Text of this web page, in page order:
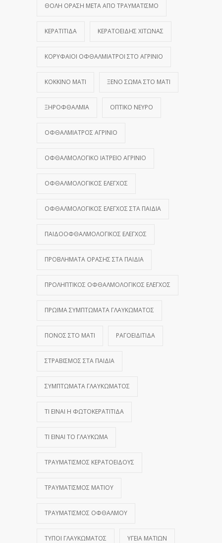
ΘΟΛΉ ΌΡΑΣΗ ΜΕΤΆ ΑΠΌ ΤΡΑΥΜΑΤΙΣΜΌ
ΚΕΡΑΤΊΤΙΔΑ ΚΕΡΑΤΟΕΙΔΉΣ ΧΙΤΏΝΑΣ
ΚΟΡΥΦΑΊΟΙ ΟΦΘΑΛΜΊΑΤΡΟΙ ΣΤΟ ΑΓΡΊΝΙΟ
ΚΌΚΚΙΝΟ ΜΆΤΙ ΞΈΝΟ ΣΏΜΑ ΣΤΟ ΜΆΤΙ
ΞΗΡΟΦΘΑΛΜΊΑ ΟΠΤΙΚΌ ΝΕΎΡΟ
ΟΦΘΑΛΜΊΑΤΡΟΣ ΑΓΡΊΝΙΟ
ΟΦΘΑΛΜΟΛΟΓΙΚΌ ΙΑΤΡΕΊΟ ΑΓΡΊΝΙΟ
ΟΦΘΑΛΜΟΛΟΓΙΚΌΣ ΈΛΕΓΧΟΣ
ΟΦΘΑΛΜΟΛΟΓΙΚΌΣ ΈΛΕΓΧΟΣ ΣΤΑ ΠΑΙΔΙΆ
ΠΑΙΔΟΟΦΘΑΛΜΟΛΟΓΙΚΌΣ ΈΛΕΓΧΟΣ
ΠΡΟΒΛΉΜΑΤΑ ΌΡΑΣΗΣ ΣΤΑ ΠΑΙΔΙΆ
ΠΡΟΛΗΠΤΙΚΌΣ ΟΦΘΑΛΜΟΛΟΓΙΚΌΣ ΈΛΕΓΧΟΣ
ΠΡΏΙΜΑ ΣΥΜΠΤΏΜΑΤΑ ΓΛΑΥΚΏΜΑΤΟΣ
ΠΌΝΟΣ ΣΤΟ ΜΆΤΙ ΡΑΓΟΕΙΔΊΤΙΔΑ
ΣΤΡΑΒΙΣΜΌΣ ΣΤΑ ΠΑΙΔΙΆ
ΣΥΜΠΤΏΜΑΤΑ ΓΛΑΥΚΏΜΑΤΟΣ
ΤΙ ΕΊΝΑΙ Η ΦΩΤΟΚΕΡΑΤΊΤΙΔΑ
ΤΙ ΕΊΝΑΙ ΤΟ ΓΛΑΎΚΩΜΑ
ΤΡΑΥΜΑΤΙΣΜΌΣ ΚΕΡΑΤΟΕΙΔΟΎΣ
ΤΡΑΥΜΑΤΙΣΜΌΣ ΜΑΤΙΟΎ
ΤΡΑΥΜΑΤΙΣΜΌΣ ΟΦΘΑΛΜΟΎ
ΤΎΠΟΙ ΓΛΑΥΚΏΜΑΤΟΣ ΥΓΕΊΑ ΜΑΤΙΏΝ